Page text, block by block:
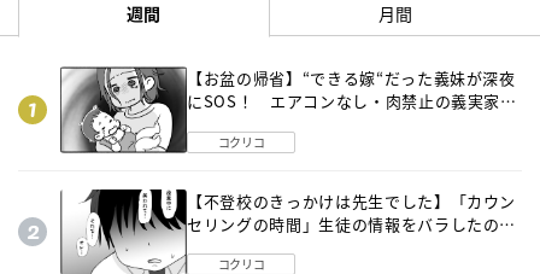
週間 月間
【お盆の帰省】“できる嫁“だった義妹が深夜
にSOS！ エアコンなし・肉禁止の義実家ル
コクリコ
【不登校のきっかけは先生でした】「カウン
セリングの時間」生徒の情報をバラしたの
コクリコ